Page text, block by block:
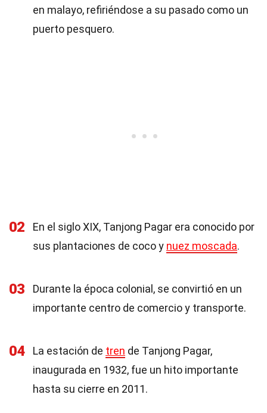
en malayo, refiriéndose a su pasado como un
puerto pesquero.
02
En el siglo XIX, Tanjong Pagar era conocido por
sus plantaciones de coco y nuez moscada.
03
Durante la época colonial, se convirtió en un
importante centro de comercio y transporte.
04 La estación de tren de Tanjong Pagar,
inaugurada en 1932, fue un hito importante
hasta su cierre en 2011.